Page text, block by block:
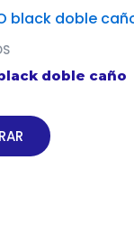
black doble caño